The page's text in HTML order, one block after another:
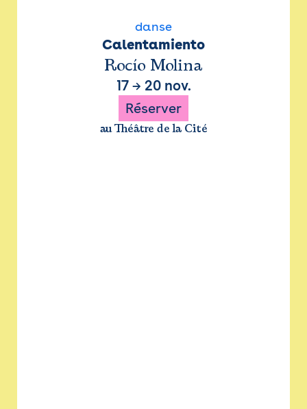
danse
Calentamiento
Rocío Molina
17→ 20 nov.
Réserver
au Théâtre de la Cité